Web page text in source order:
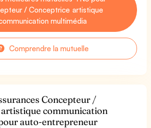
/ Conceptrice artistique
multimédia
Comprendre la mutuelle
Concepteur /
communication
auto-entrepreneur